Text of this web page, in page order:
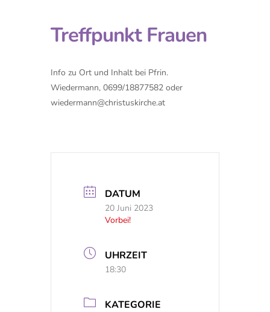
Treffpunkt Frauen
Info zu Ort und Inhalt bei Pfrin.
Wiedermann, 0699/18877582 oder
wiedermann@christuskirche.at
DATUM
20 Juni 2023
Vorbei!
UHRZEIT
18:30
KATEGORIE